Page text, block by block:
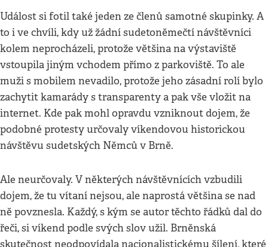
Událost si fotil také jeden ze členů samotné skupinky. A
to i ve chvíli, kdy už žádní sudetoněmečtí návštěvníci
kolem neprocházeli, protože většina na výstaviště
vstoupila jiným vchodem přímo z parkoviště. To ale
muži s mobilem nevadilo, protože jeho zásadní rolí bylo
zachytit kamarády s transparenty a pak vše vložit na
internet. Kde pak mohl opravdu vzniknout dojem, že
podobné protesty určovaly víkendovou historickou
návštěvu sudetských Němců v Brně.
Ale neurčovaly. V některých návštěvnících vzbudili
dojem, že tu vítaní nejsou, ale naprostá většina se nad
ně povznesla. Každý, s kým se autor těchto řádků dal do
řeči, si víkend podle svých slov užil. Brněnská
skutečnost neodpovídala nacionalistickému šílení, které